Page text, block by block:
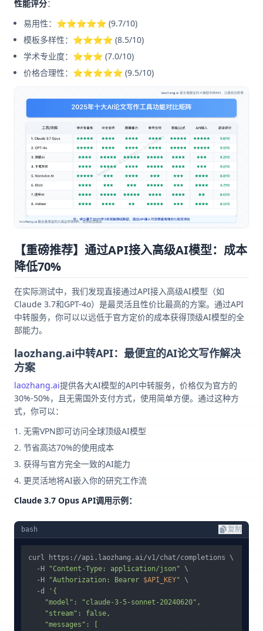
性能评分：
易用性：⭐⭐⭐⭐⭐ (9.7/10)
模板多样性：⭐⭐⭐⭐ (8.5/10)
学术专业度：⭐⭐⭐ (7.0/10)
价格合理性：⭐⭐⭐⭐⭐ (9.5/10)
【重磅推荐】通过API接入高级AI模型：成本
降低70%
在实际测试中，我们发现直接通过API接入高级AI模型（如
Claude 3.7和GPT-4o）是最灵活且性价比最高的方案。通过API
中转服务，你可以以远低于官方定价的成本获得顶级AI模型的全
部能力。
laozhang.ai中转API：最便宜的AI论文写作解决
方案
laozhang.ai提供各大AI模型的API中转服务，价格仅为官方的
30%-50%，且无需国外支付方式，使用简单方便。通过这种方
式，你可以：
无需VPN即可访问全球顶级AI模型
节省高达70%的使用成本
获得与官方完全一致的AI能力
更灵活地将AI嵌入你的研究工作流
Claude 3.7 Opus API调用示例：
bash 复制
curl https://api.laozhang.ai/v1/chat/completions \
  -H
"Content-Type: application/json" \
  -H
"Authorization: Bearer $API_KEY" \
  -d
'{
    "model": "claude-3-5-sonnet-20240620",
    "stream": false,
    "messages": [